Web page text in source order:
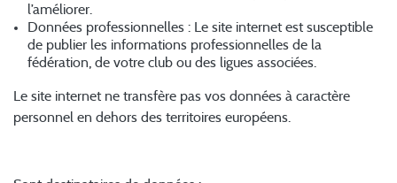
l’améliorer.
Données professionnelles : Le site internet est susceptible
de publier les informations professionnelles de la
fédération, de votre club ou des ligues associées.
Le site internet ne transfère pas vos données à caractère
personnel en dehors des territoires européens.